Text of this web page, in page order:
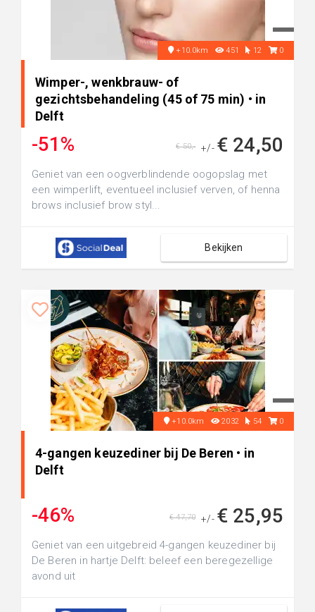
+10.0km 451 12 0
Wimper-, wenkbrauw- of
gezichtsbehandeling (45 of 75 min) • in
Delft
-51% +/- € 24,50
€ 50,-
Geniet van een oogverblindende oogopslag met
een wimperlift, eventueel inclusief verven, of henna
brows inclusief brow styl...
Bekijken
+10.0km 2032 54 0
4-gangen keuzediner bij De Beren • in
Delft
-46% +/- € 25,95
€ 47,70
Geniet van een uitgebreid 4-gangen keuzediner bij
De Beren in hartje Delft: beleef een beregezellige
avond uit